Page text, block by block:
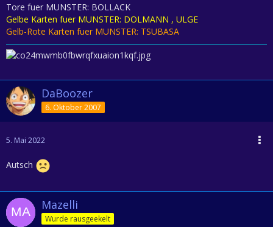
Tore fuer MUNSTER: BOLLACK
Gelbe Karten fuer MUNSTER: DOLMANN , ULGE
Gelb-Rote Karten fuer MUNSTER: TSUBASA
DaBoozer
6. Oktober 2007
5. Mai 2022
Autsch
Mazelli
Wurde rausgeekelt